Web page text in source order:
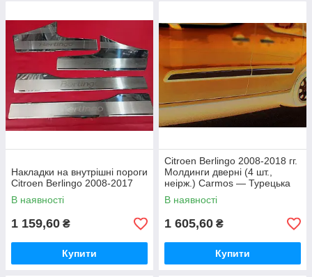
Накладки на внутрішні пороги
Citroen Berlingo 2008-2017
В наявності
1 159,60 ₴
Купити
Citroen Berlingo 2008-2018 гг.
Молдинги дверні (4 шт.,
неірж.) Carmos — Турецька
сталь
В наявності
1 605,60 ₴
Купити